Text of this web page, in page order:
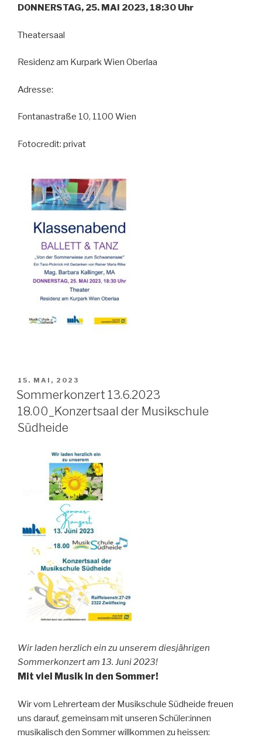
DONNERSTAG, 25. MAI 2023, 18:30 Uhr
Theatersaal
Residenz am Kurpark Wien Oberlaa
Adresse:
Fontanastraße 10, 1100 Wien
Fotocredit: privat
VERÖFFENTLICHT
AM
15. MAI, 2023
Sommerkonzert 13.6.2023
18.00_Konzertsaal der Musikschule
Südheide
Wir laden herzlich ein zu unserem diesjährigen
Sommerkonzert am 13. Juni 2023!
Mit viel Musik in den Sommer!
Wir vom Lehrerteam der Musikschule Südheide freuen
uns darauf, gemeinsam mit unseren Schüler:innen
musikalisch den Sommer willkommen zu heissen: